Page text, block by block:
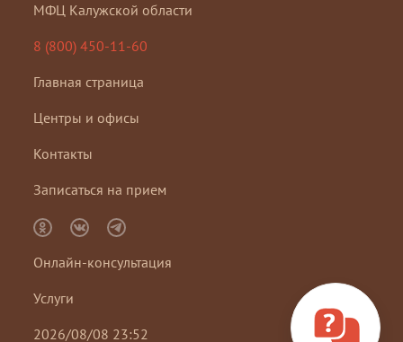
Центр "Мои Документы" г. Обнинск, ул.
Усачева
Центр "Мои Документы" г. Сосенский
Центр "Мои Документы" г. Спас-Деменск
Центр "Мои Документы" г. Сухиничи
Центр "Мои Документы" г. Таруса
МФЦ Калужской области
8 (800) 450-11-60
Главная страница
Центры и офисы
Контакты
Записаться на прием
Онлайн-консультация
Услуги
2026/08/08 23:52